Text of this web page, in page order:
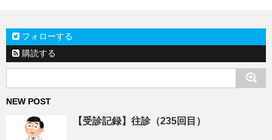
フォローする
購読する
NEW POST
【受診記録】往診（235回目）